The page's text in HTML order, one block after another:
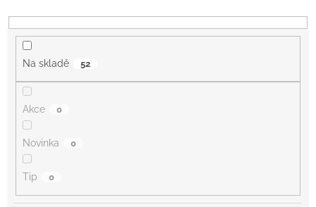
Na skladě 52
Akce 0
Novinka 0
Tip 0